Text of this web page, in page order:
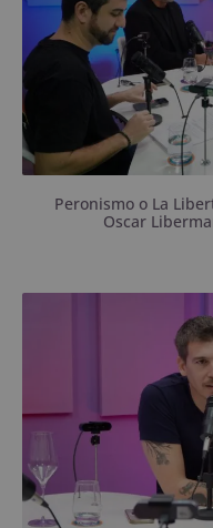
Peronismo o La
Oscar
El “embajador”